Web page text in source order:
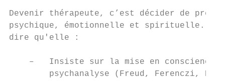
Devenir thérapeute, c’est décider de
psychique, émotionnelle et spirituelle.
dire qu'elle :
–   Insiste sur la mise en conscience
psychanalyse (Freud, Ferenczi,